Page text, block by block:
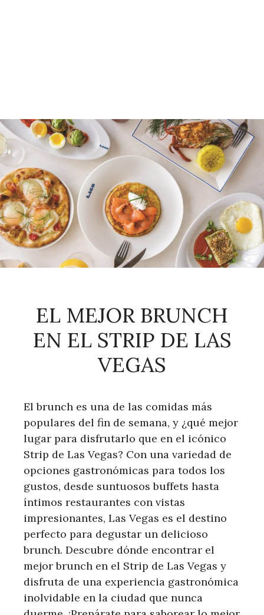
EL MEJOR BRUNCH
EN EL STRIP DE LAS
VEGAS
El brunch es una de las comidas más
populares del fin de semana, y ¿qué mejor
lugar para disfrutarlo que en el icónico
Strip de Las Vegas? Con una variedad de
opciones gastronómicas para todos los
gustos, desde suntuosos buffets hasta
íntimos restaurantes con vistas
impresionantes, Las Vegas es el destino
perfecto para degustar un delicioso
brunch. Descubre dónde encontrar el
mejor brunch en el Strip de Las Vegas y
disfruta de una experiencia gastronómica
inolvidable en la ciudad que nunca